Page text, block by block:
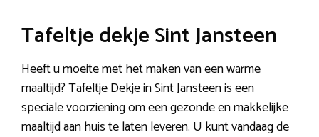
Tafeltje dekje Sint Jansteen
Heeft u moeite met het maken van een warme
maaltijd? Tafeltje Dekje in Sint Jansteen is een
speciale voorziening om een gezonde en makkelijke
maaltijd aan huis te laten leveren. U kunt vandaag de